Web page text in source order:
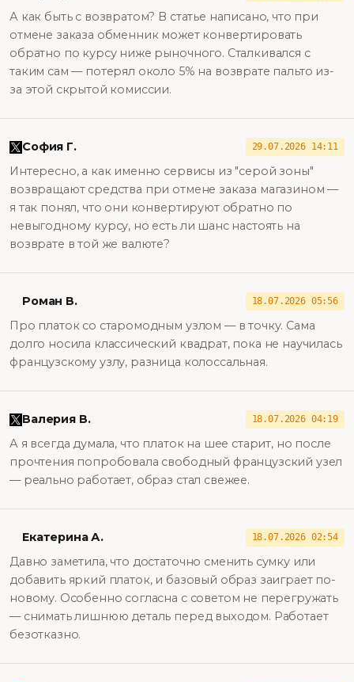
А как быть с возвратом? В статье написано, что при
отмене заказа обменник может конвертировать
обратно по курсу ниже рыночного. Сталкивался с
таким сам — потерял около 5% на возврате пальто из-
за этой скрытой комиссии.
София Г. 29.07.2026 14:11
Интересно, а как именно сервисы из "серой зоны"
возвращают средства при отмене заказа магазином —
я так понял, что они конвертируют обратно по
невыгодному курсу, но есть ли шанс настоять на
возврате в той же валюте?
Роман В. 18.07.2026 05:56
Про платок со старомодным узлом — в точку. Сама
долго носила классический квадрат, пока не научилась
французскому узлу, разница колоссальная.
Валерия В. 18.07.2026 04:19
А я всегда думала, что платок на шее старит, но после
прочтения попробовала свободный французский узел
— реально работает, образ стал свежее.
Екатерина А. 18.07.2026 02:54
Давно заметила, что достаточно сменить сумку или
добавить яркий платок, и базовый образ заиграет по-
новому. Особенно согласна с советом не перегружать
— снимать лишнюю деталь перед выходом. Работает
безотказно.